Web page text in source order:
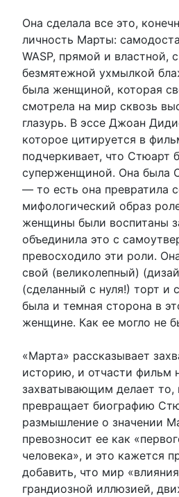
Она сделала все это,
личность Марты:
WASP, прямой и властной,
безмятежной ухмылкой
была женщиной, которая
смотрела на мир сквозь
глазурь. В эссе Джоан
которое цитируется в
подчеркивает, что Стюарт
суперженщиной. Она была
— то есть она превратила
мифологический образ
женщины были воспитаны
объединила это с
превосходило эти роли.
свой (великолепный)
(сделанный с нуля!) торт и
была и темная сторона в
женщине. Как ее могло не
«Марта» рассказывает
историю, и отчасти фильм
захватывающим делает то,
превращает биографию
размышление о значении
превозносит ее как
человека», и это кажется
добавить, что мир
грандиозной иллюзией,